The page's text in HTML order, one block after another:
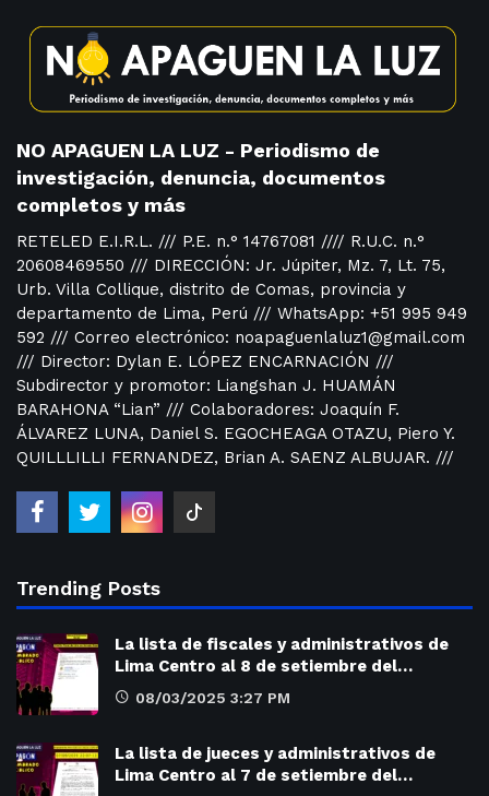
NO APAGUEN LA LUZ - Periodismo de
investigación, denuncia, documentos
completos y más
RETELED E.I.R.L. /// P.E. n.° 14767081 //// R.U.C. n.°
20608469550 /// DIRECCIÓN: Jr. Júpiter, Mz. 7, Lt. 75,
Urb. Villa Collique, distrito de Comas, provincia y
departamento de Lima, Perú /// WhatsApp: +51 995 949
592 /// Correo electrónico: noapaguenlaluz1@gmail.com
/// Director: Dylan E. LÓPEZ ENCARNACIÓN ///
Subdirector y promotor: Liangshan J. HUAMÁN
BARAHONA “Lian” /// Colaboradores: Joaquín F.
ÁLVAREZ LUNA, Daniel S. EGOCHEAGA OTAZU, Piero Y.
QUILLLILLI FERNANDEZ, Brian A. SAENZ ALBUJAR. ///
Trending Posts
La lista de fiscales y administrativos de
Lima Centro al 8 de setiembre del…
08/03/2025 3:27 PM
La lista de jueces y administrativos de
Lima Centro al 7 de setiembre del…